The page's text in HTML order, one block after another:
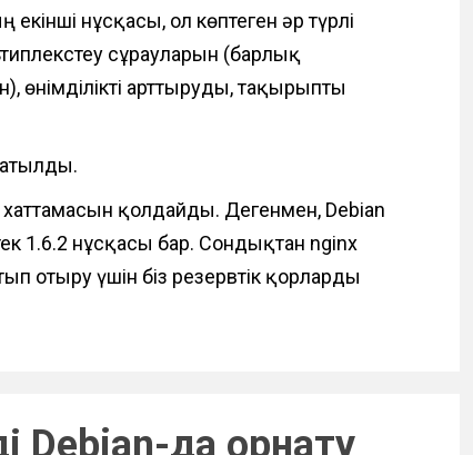
нұсқасы, ол көптеген әр түрлі
сұрауларын (барлық
өнімділікті арттыруды, тақырыпты
қолдайды. Дегенмен, Debian
1.6.2 нұсқасы бар. Сондықтан nginx
отыру үшін біз резервтік қорларды
Debian-да орнату